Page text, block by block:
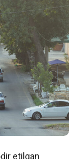
etilgan